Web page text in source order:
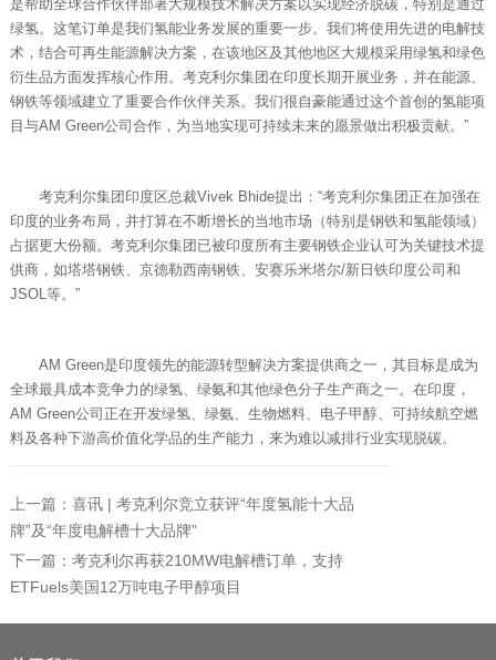
是帮助全球合作伙伴部署大规模技术解决方案以实现经济脱碳，特别是通过
绿氢。这笔订单是我们氢能业务发展的重要一步。我们将使用先进的电解技
术，结合可再生能源解决方案，在该地区及其他地区大规模采用绿氢和绿色
衍生品方面发挥核心作用。考克利尔集团在印度长期开展业务，并在能源、
钢铁等领域建立了重要合作伙伴关系。我们很自豪能通过这个首创的氢能项
目与AM Green公司合作，为当地实现可持续未来的愿景做出积极贡献。”
考克利尔集团印度区总裁Vivek Bhide提出：“考克利尔集团正在加强在
印度的业务布局，并打算在不断增长的当地市场（特别是钢铁和氢能领域）
占据更大份额。考克利尔集团已被印度所有主要钢铁企业认可为关键技术提
供商，如塔塔钢铁、京德勒西南钢铁、安赛乐米塔尔/新日铁印度公司和
JSOL等。”
AM Green是印度领先的能源转型解决方案提供商之一，其目标是成为
全球最具成本竞争力的绿氢、绿氨和其他绿色分子生产商之一。在印度，
AM Green公司正在开发绿氢、绿氨、生物燃料、电子甲醇、可持续航空燃
料及各种下游高价值化学品的生产能力，来为难以减排行业实现脱碳。
上一篇：喜讯 | 考克利尔竞立获评“年度氢能十大品
牌”及“年度电解槽十大品牌”
下一篇：考克利尔再获210MW电解槽订单，支持
ETFuels美国12万吨电子甲醇项目